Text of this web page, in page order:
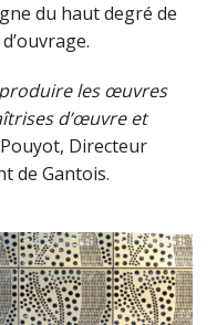
du haut degré de
reles œuvres
d’œuvre et
Directeur
de Gantois.